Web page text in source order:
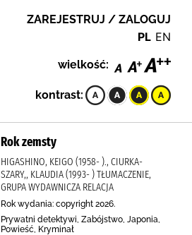
ZAREJESTRUJ / ZALOGUJ
PL EN
wielkość:
kontrast:
Rok zemsty
HIGASHINO, KEIGO (1958- )., CIURKA-
SZARY,, KLAUDIA (1993- ) TŁUMACZENIE,
GRUPA WYDAWNICZA RELACJA
Rok wydania: copyright 2026.
Prywatni detektywi, Zabójstwo, Japonia,
Powieść, Kryminał